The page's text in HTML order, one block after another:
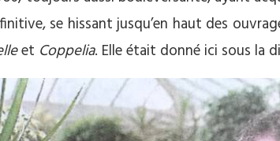
se hissant jusqu’en haut des
et Coppelia. Elle était donné ici sous la